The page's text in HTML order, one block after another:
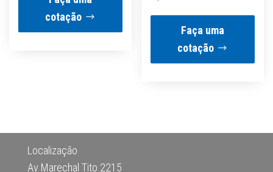
cotação
Faça uma
cotação
Localização
Av Marechal Tito 2215